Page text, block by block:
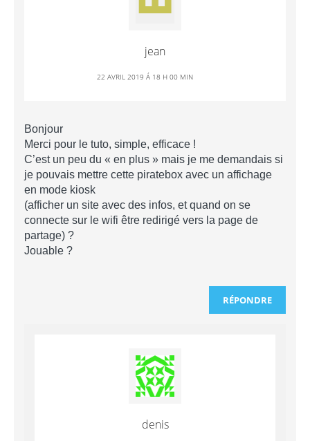
jean
22 AVRIL 2019 Á 18 H 00 MIN
Bonjour
Merci pour le tuto, simple, efficace !
C’est un peu du « en plus » mais je me demandais si
je pouvais mettre cette piratebox avec un affichage
en mode kiosk
(afficher un site avec des infos, et quand on se
connecte sur le wifi être redirigé vers la page de
partage) ?
Jouable ?
RÉPONDRE
denis